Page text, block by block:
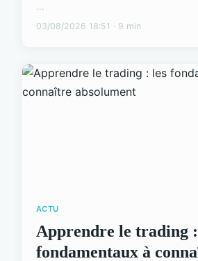
...
03/08/2026 18:51 · 9 min
ACTU
Apprendre le trading
fondamentaux à